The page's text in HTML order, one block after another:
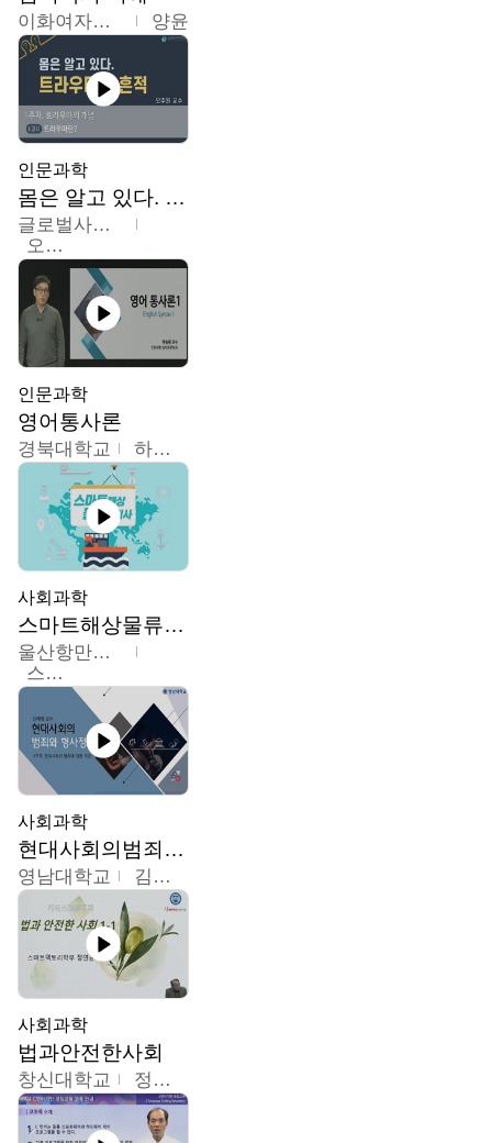
이화여자대학교 양윤
인문과학
몸은 알고 있다. 트라우마의 흔적
글로벌사이버대학교
오주원
인문과학
영어통사론
경북대학교 하승완
사회과학
스마트해상물류관리사 교육과정2
울산항만공사
스마트해상물류관리사 교육위원회
사회과학
현대사회의범죄와형사정책
영남대학교 김혜정
사회과학
법과안전한사회
창신대학교 정연균